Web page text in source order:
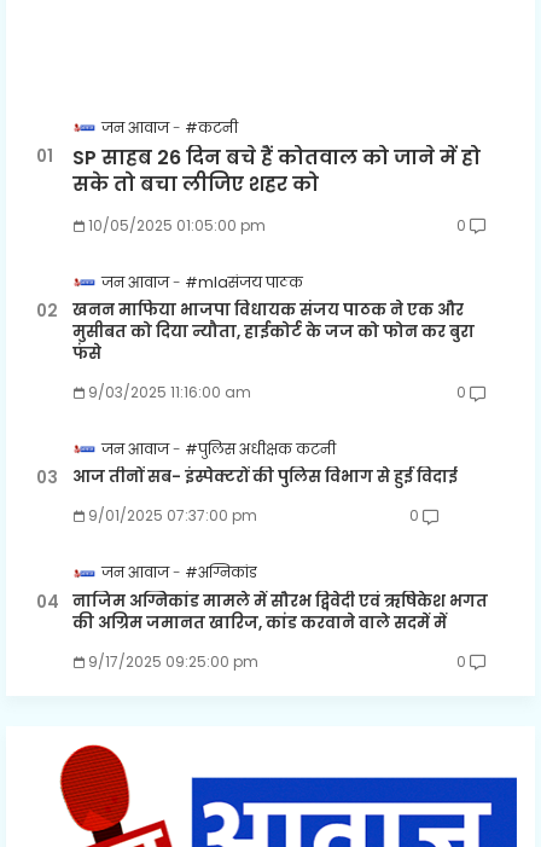
जन आवाज #कटनी
SP साहब 26 दिन बचे हैं कोतवाल को जाने में हो
सके तो बचा लीजिए शहर को
10/05/2025 01:05:00 pm 0
जन आवाज #mlaसंजय पाठक
खनन माफिया भाजपा विधायक संजय पाठक ने एक और
मुसीबत को दिया न्यौता, हाईकोर्ट के जज को फोन कर बुरा
फंसे
9/03/2025 11:16:00 am 0
जन आवाज #पुलिस अधीक्षक कटनी
आज तीनों सब- इंस्पेक्टरों की पुलिस विभाग से हुई विदाई
9/01/2025 07:37:00 pm 0
जन आवाज #अग्निकांड
नाजिम अग्निकांड मामले में सौरभ द्विवेदी एवं ऋषिकेश भगत
की अग्रिम जमानत खारिज, कांड करवाने वाले सदमें में
9/17/2025 09:25:00 pm 0